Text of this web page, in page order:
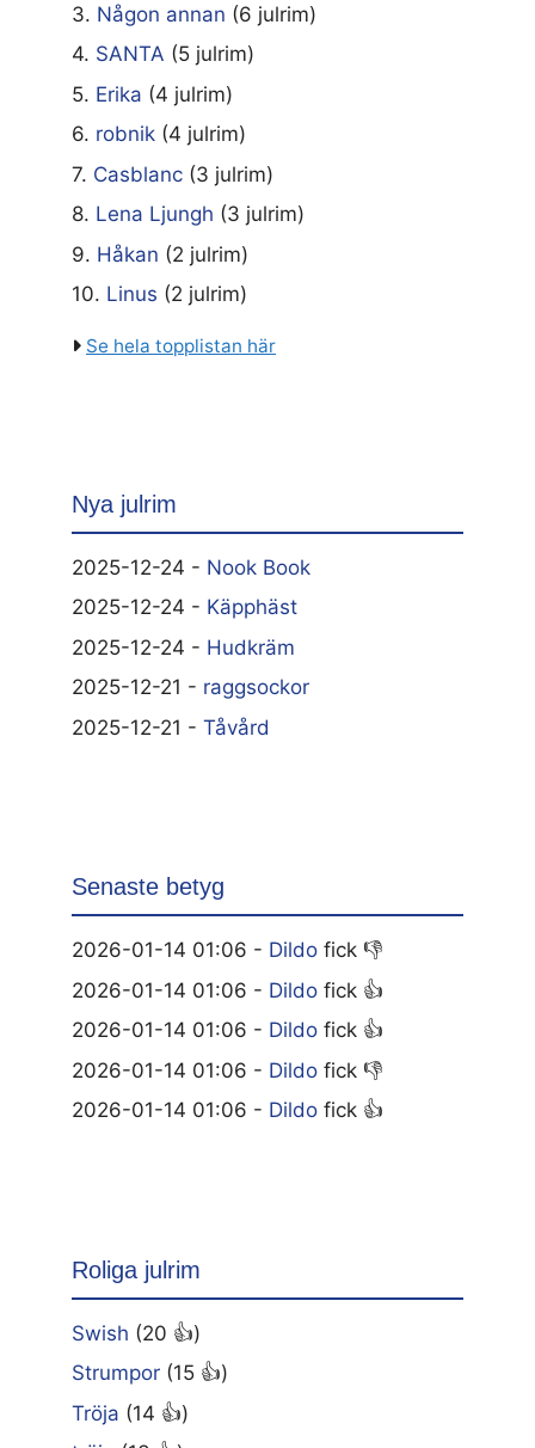
3. Någon annan (6 julrim)
4. SANTA (5 julrim)
5. Erika (4 julrim)
6. robnik (4 julrim)
7. Casblanc (3 julrim)
8. Lena Ljungh (3 julrim)
9. Håkan (2 julrim)
10. Linus (2 julrim)
Se hela topplistan här
Nya julrim
2025-12-24 - Nook Book
2025-12-24 - Käpphäst
2025-12-24 - Hudkräm
2025-12-21 - raggsockor
2025-12-21 - Tåvård
Senaste betyg
2026-01-14 01:06 - Dildo fick 👎
2026-01-14 01:06 - Dildo fick 👍
2026-01-14 01:06 - Dildo fick 👍
2026-01-14 01:06 - Dildo fick 👎
2026-01-14 01:06 - Dildo fick 👍
Roliga julrim
Swish (20 👍)
Strumpor (15 👍)
Tröja (14 👍)